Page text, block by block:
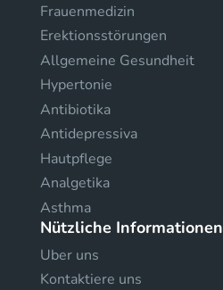
Frauenmedizin
Erektionsstörungen
Allgemeine Gesundheit
Hypertonie
Antibiotika
Antidepressiva
Hautpflege
Analgetika
Asthma
Nützliche Informationen
Uber uns
Kontaktiere uns